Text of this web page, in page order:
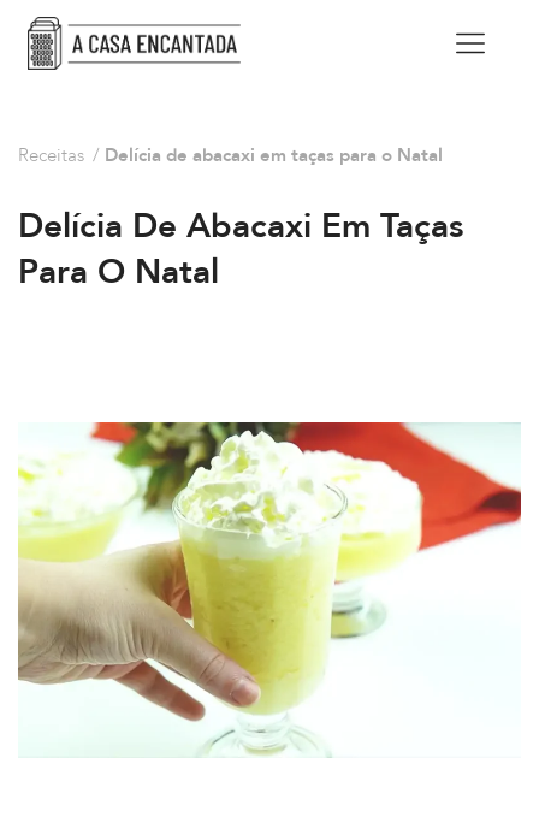
Receitas / Delícia de abacaxi em taças para o Natal
Delícia De Abacaxi Em Taças
Para O Natal